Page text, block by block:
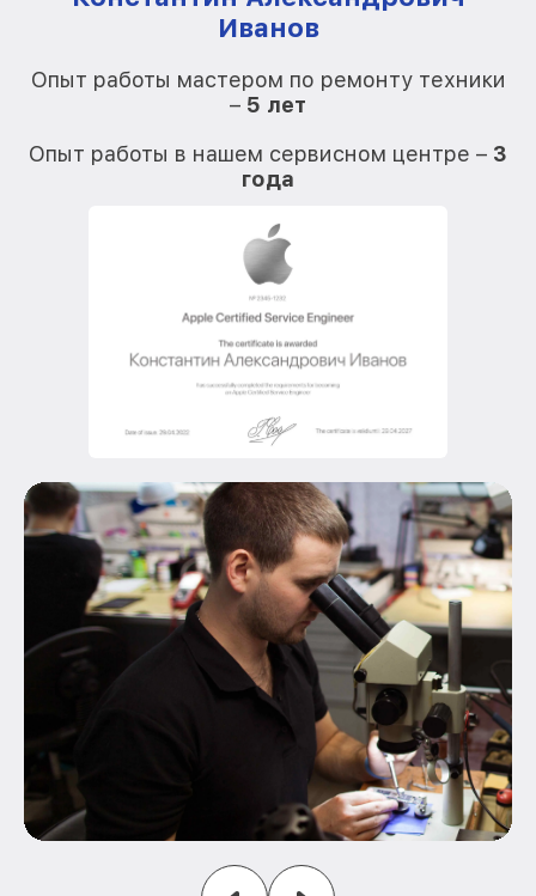
Иванов
Опыт работы мастером по ремонту техники
– 5 лет
Опыт работы в нашем сервисном центре – 3
года